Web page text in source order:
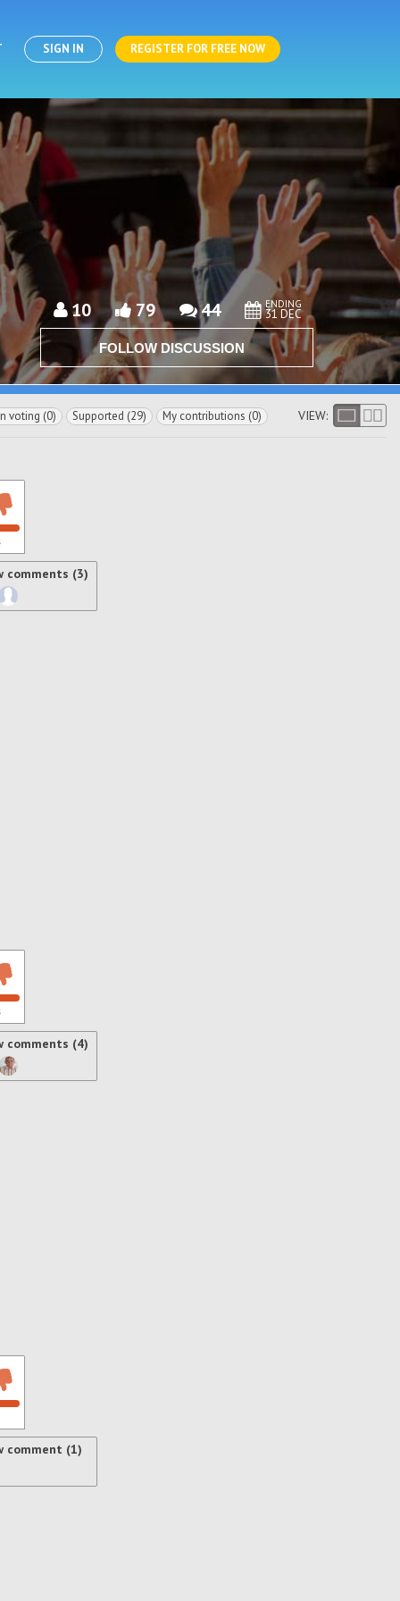
SIGN IN REGISTER FOR FREE NOW
10 79 44 ENDING
31 DEC
FOLLOW DISCUSSION
voting (0) Supported (29) My contributions (0) VIEW:
comments (3)
comments (4)
comment (1)